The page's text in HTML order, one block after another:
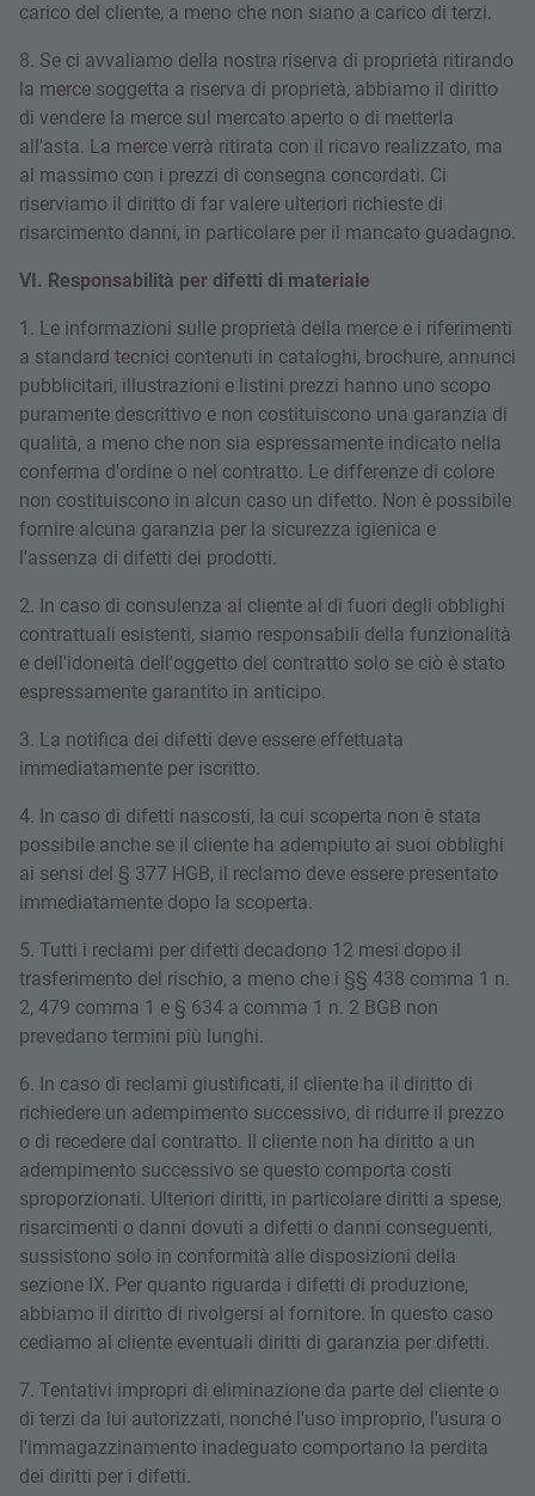
carico del cliente, a meno che non siano a carico di terzi.
8. Se ci avvaliamo della nostra riserva di proprietà ritirando
la merce soggetta a riserva di proprietà, abbiamo il diritto
di vendere la merce sul mercato aperto o di metterla
all'asta. La merce verrà ritirata con il ricavo realizzato, ma
al massimo con i prezzi di consegna concordati. Ci
riserviamo il diritto di far valere ulteriori richieste di
risarcimento danni, in particolare per il mancato guadagno.
VI. Responsabilità per difetti di materiale
1. Le informazioni sulle proprietà della merce e i riferimenti
a standard tecnici contenuti in cataloghi, brochure, annunci
pubblicitari, illustrazioni e listini prezzi hanno uno scopo
puramente descrittivo e non costituiscono una garanzia di
qualità, a meno che non sia espressamente indicato nella
conferma d'ordine o nel contratto. Le differenze di colore
non costituiscono in alcun caso un difetto. Non è possibile
fornire alcuna garanzia per la sicurezza igienica e
l'assenza di difetti dei prodotti.
2. In caso di consulenza al cliente al di fuori degli obblighi
contrattuali esistenti, siamo responsabili della funzionalità
e dell'idoneità dell'oggetto del contratto solo se ciò è stato
espressamente garantito in anticipo.
3. La notifica dei difetti deve essere effettuata
immediatamente per iscritto.
4. In caso di difetti nascosti, la cui scoperta non è stata
possibile anche se il cliente ha adempiuto ai suoi obblighi
ai sensi del § 377 HGB, il reclamo deve essere presentato
immediatamente dopo la scoperta.
5. Tutti i reclami per difetti decadono 12 mesi dopo il
trasferimento del rischio, a meno che i §§ 438 comma 1 n.
2, 479 comma 1 e § 634 a comma 1 n. 2 BGB non
prevedano termini più lunghi.
6. In caso di reclami giustificati, il cliente ha il diritto di
richiedere un adempimento successivo, di ridurre il prezzo
o di recedere dal contratto. Il cliente non ha diritto a un
adempimento successivo se questo comporta costi
sproporzionati. Ulteriori diritti, in particolare diritti a spese,
risarcimenti o danni dovuti a difetti o danni conseguenti,
sussistono solo in conformità alle disposizioni della
sezione IX. Per quanto riguarda i difetti di produzione,
abbiamo il diritto di rivolgersi al fornitore. In questo caso
cediamo al cliente eventuali diritti di garanzia per difetti.
7. Tentativi impropri di eliminazione da parte del cliente o
di terzi da lui autorizzati, nonché l'uso improprio, l'usura o
l'immagazzinamento inadeguato comportano la perdita
dei diritti per i difetti.